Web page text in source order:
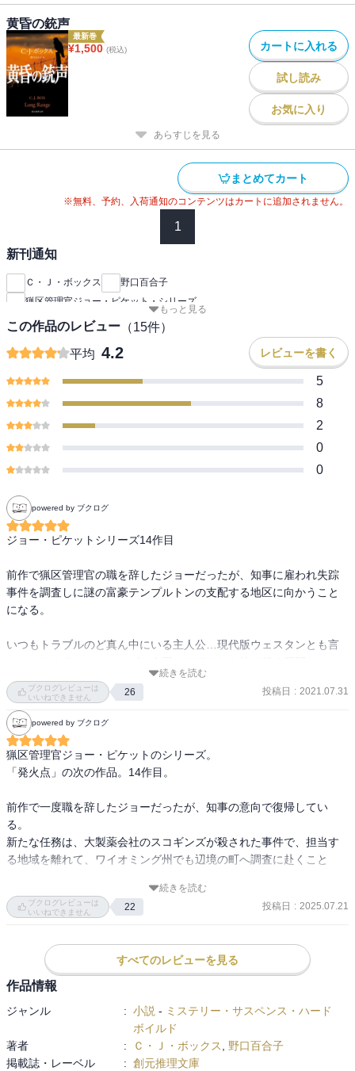
黄昏の銃声
最新巻
¥1,500 (税込) カートに入れる
試し読み
お気に入り
あらすじを見る
まとめてカート
※無料、予約、入荷通知のコンテンツはカートに追加されません。
1
新刊通知
Ｃ・Ｊ・ボックス
野口百合子
猟区管理官ジョー・ピケット・シリーズ
もっと見る
この作品のレビュー （15件）
平均 4.2 レビューを書く
5
8
2
0
0
powered by ブクログ
ジョー・ピケットシリーズ14作目
前作で猟区管理官の職を辞したジョーだったが、知事に雇われ失踪
事件を調査しに謎の富豪テンプルトンの支配する地区に向かうこと
になる。
いつもトラブルのど真ん中にいる主人公…現代版ウェスタンとも言
敵地のど真ん中への潜入捜査…というより流れ者のカウボーイが、
街のルールに関係無く正義を貫いていく感じです(ウェスタンの様に
すぐさま決闘となるわけではないですが…)
なるべく傷つく人々が減ることを願い、苦境の中でも常に解決に向
界で再び活動をし始めた友人ネイト(ジョーが命を助けたことがあ
る、ほぼ法に縛られない独自のルールで生きてる)との関係性も一つ
の区切りを迎えます。
生となり(大きくなったなぁ)、大学の寮では他の生徒を監督する立場
になってたこと、カントリーソングを聴いて心を落ち着けているこ
読んでて「そうだった…こっちのトラブル解決してなかった…」と
いう具合に複数の問題が同時に進み、今作からでも楽しめるのです
が、過去の話を読んでると終盤で起こる新たなトラブルについて
色々と考えてしまいます。(これは、何か荒れた展開になりそう…)
次回作が気になる終わり方！
楽しみに待ちたいと思います。
続きを読む
ブクログレビューは
いいねできません
26 投稿日 : 2021.07.31
powered by ブクログ
猟区管理官ジョー・ピケットのシリーズ。
「発火点」の次の作品。14作目。
前作で一度職を辞したジョーだったが、知事の意向で復帰してい
る。
新たな任務は、大製薬会社のスコギンズが殺された事件で、担当す
る地域を離れて、ワイオミング州でも辺境の町へ調査に赴くこと
その土地の大立者のテンプルトンという人物が、暗殺ビジネスを運
営している可能性があるというのだ。
知事の要請でFBIとも連携があるとはいえ、大きな権限があるわけで
もなく、よそから来た管理官など、嫌がられても仕方ないが。
それにしても、いささか様子が‥？
ネイト・ロマノウスキは、山に独りで暮らす鷹匠。元工作員で色々
訳ありのグレーゾーンの人間だが。
不器用なまでに善良なジョーと、友情で結ばれています。
続きを読む
ブクログレビューは
いいねできません
22 投稿日 : 2025.07.21
すべてのレビューを見る
作品情報
ジャンル : 小説 - ミステリー・サスペンス・ハード
ボイルド
著者
: Ｃ・Ｊ・ボックス
野口百合子
掲載誌・レーベル
: 創元推理文庫